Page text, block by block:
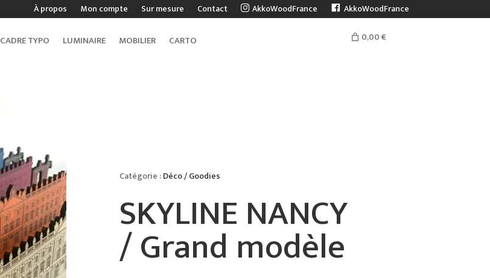
À propos Mon compte Sur mesure Contact AkkoWoodFrance AkkoWoodFrance
CADRE TYPO LUMINAIRE MOBILIER CARTO 0,00 €
Catégorie :Déco / Goodies
SKYLINE NANCY
/ Grand modèle